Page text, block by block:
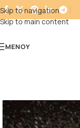
Skip to navigation
Skip to main content
ΜΕΝΟΎ